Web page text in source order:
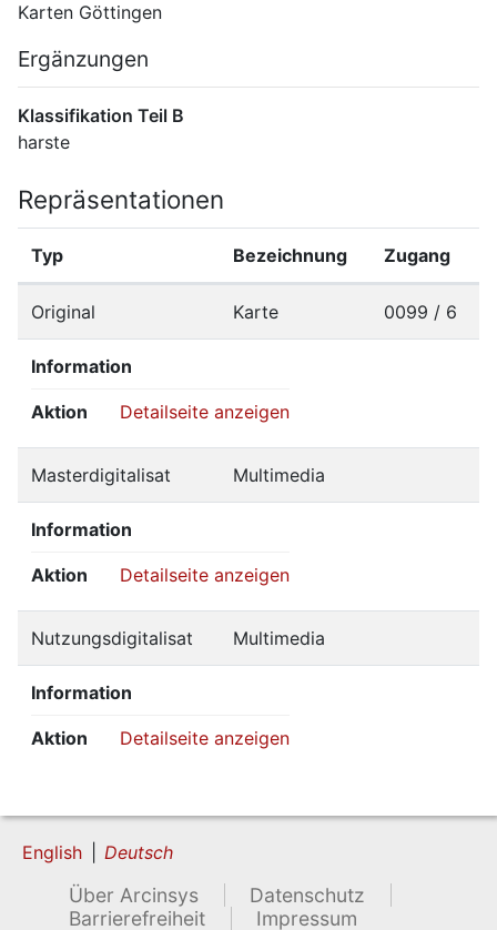
Karten Göttingen
Ergänzungen
Klassifikation Teil B
harste
Repräsentationen
Typ Bezeichnung Zugang
Original Karte 0099 / 6
Information
Aktion Detailseite anzeigen
Masterdigitalisat Multimedia
Information
Aktion Detailseite anzeigen
Nutzungsdigitalisat Multimedia
Information
Aktion Detailseite anzeigen
English Deutsch
Über Arcinsys
Datenschutz
Barrierefreiheit
Impressum